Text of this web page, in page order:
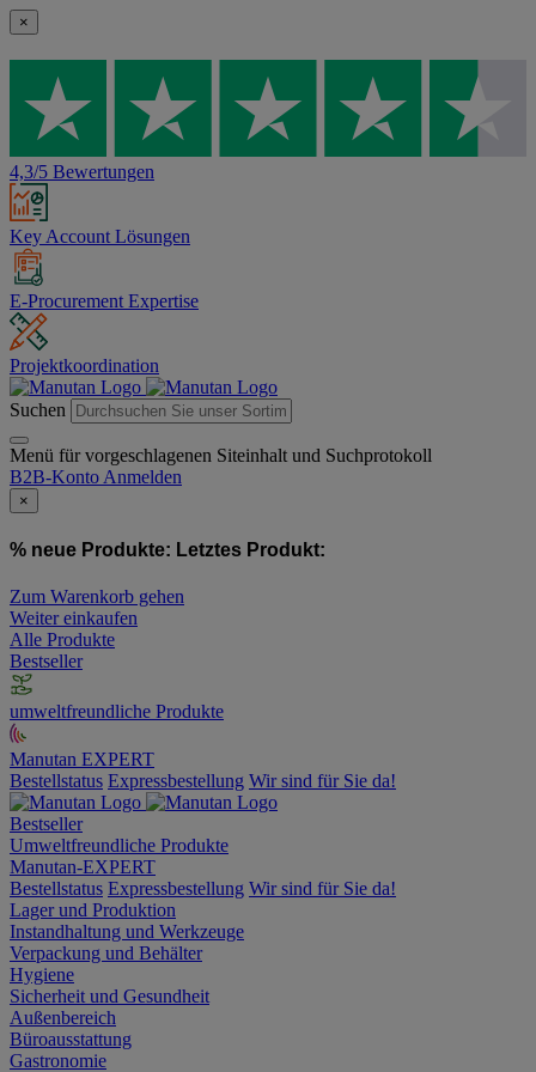
×
4,3/5 Bewertungen
Key Account Lösungen
E-Procurement Expertise
Projektkoordination
Suchen
Menü für vorgeschlagenen Siteinhalt und Suchprotokoll
B2B-Konto Anmelden
×
% neue Produkte: Letztes Produkt:
Zum Warenkorb gehen
Weiter einkaufen
Alle Produkte
Bestseller
umweltfreundliche Produkte
Manutan EXPERT
Bestellstatus Expressbestellung Wir sind für Sie da!
Bestseller
Umweltfreundliche Produkte
Manutan-EXPERT
Bestellstatus Expressbestellung Wir sind für Sie da!
Lager und Produktion
Instandhaltung und Werkzeuge
Verpackung und Behälter
Hygiene
Sicherheit und Gesundheit
Außenbereich
Büroausstattung
Gastronomie